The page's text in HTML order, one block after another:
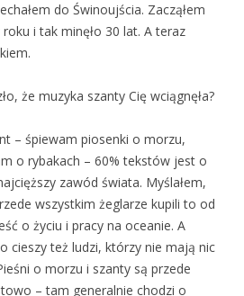
do Świnoujścia. Zacząłem
i tak minęło 30 lat. A teraz
że muzyka szanty Cię wciągnęła?
– śpiewam piosenki o morzu,
o rybakach – 60% tekstów jest o
zawód świata. Myślałem,
wszystkim żeglarze kupili to od
o życiu i pracy na oceanie. A
cieszy też ludzi, którzy nie mają nic
o morzu i szanty są przede
– tam generalnie chodzi o